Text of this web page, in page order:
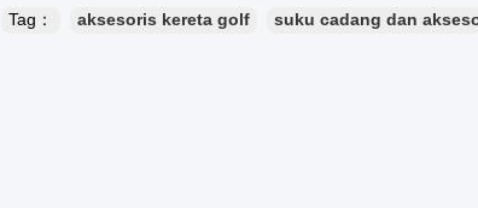
Tag： aksesoris kereta golf suku cadang dan